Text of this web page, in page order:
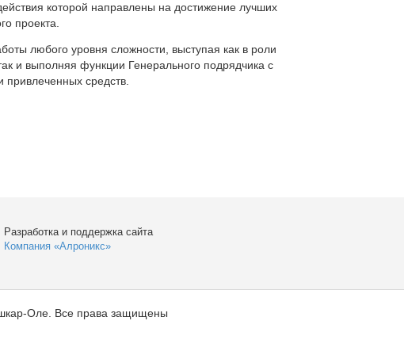
которой направлены на достижение лучших
проекта.
любого уровня сложности, выступая как в роли
и выполняя функции Генерального подрядчика с
привлеченных средств.
Разработка и поддержка сайта
Компания «Алроникс»
Оле. Все права защищены